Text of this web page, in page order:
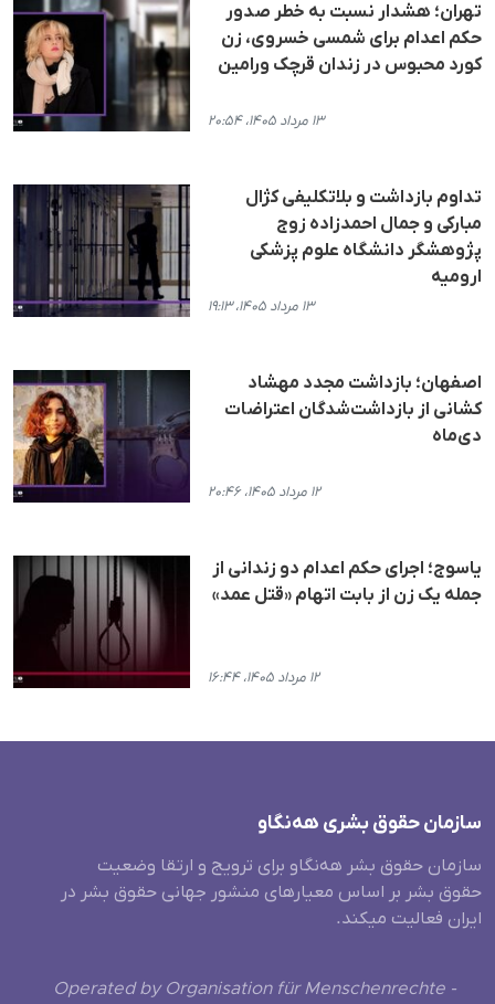
تهران؛ هشدار نسبت به خطر صدور
حکم اعدام برای شمسی خسروی، زن
کورد محبوس در زندان قرچک ورامین
۱۳ مرداد ۱۴۰۵، ۲۰:۵۴
تداوم بازداشت و بلاتکلیفی کژال
مبارکی و جمال احمدزاده زوج
پژوهشگر دانشگاه علوم پزشکی
ارومیه
۱۳ مرداد ۱۴۰۵، ۱۹:۱۳
اصفهان؛ بازداشت مجدد مهشاد
کشانی از بازداشت‌شدگان اعتراضات
دی‌ماه
۱۲ مرداد ۱۴۰۵، ۲۰:۴۶
یاسوج؛ اجرای حکم اعدام دو زندانی از
جمله یک زن از بابت اتهام «قتل عمد»
۱۲ مرداد ۱۴۰۵، ۱۶:۴۴
سازمان حقوق بشری هەنگاو
سازمان حقوق بشر هه‌نگاو برای ترویج و ارتقا وضعیت
حقوق بشر بر اساس معیارهای منشور جهانی حقوق بشر در
ایران فعالیت میکند.
Operated by Organisation für Menschenrechte -